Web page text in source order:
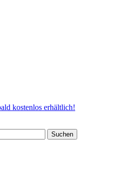
kostenlos erhältlich!